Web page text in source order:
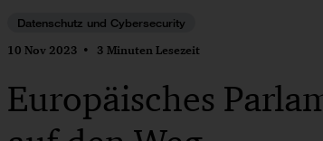
Datenschutz und Cybersecurity
10 Nov 2023 3 Minuten Lesezeit
Europäisches